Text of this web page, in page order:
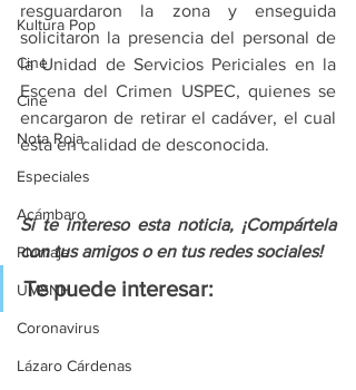
Kultura Pop
Cine
Cine
Nota Roja
Especiales
Acámbaro
Plumaje
UMSNH
Coronavirus
Lázaro Cárdenas
resguardaron la zona y enseguida
solicitaron la presencia del personal de
la Unidad de Servicios Periciales en la
Escena del Crimen USPEC, quienes se
encargaron de retirar el cadáver, el cual
esta en calidad de desconocida.
Si te intereso esta noticia, ¡Compártela
con tus amigos o en tus redes sociales!
Te puede interesar: